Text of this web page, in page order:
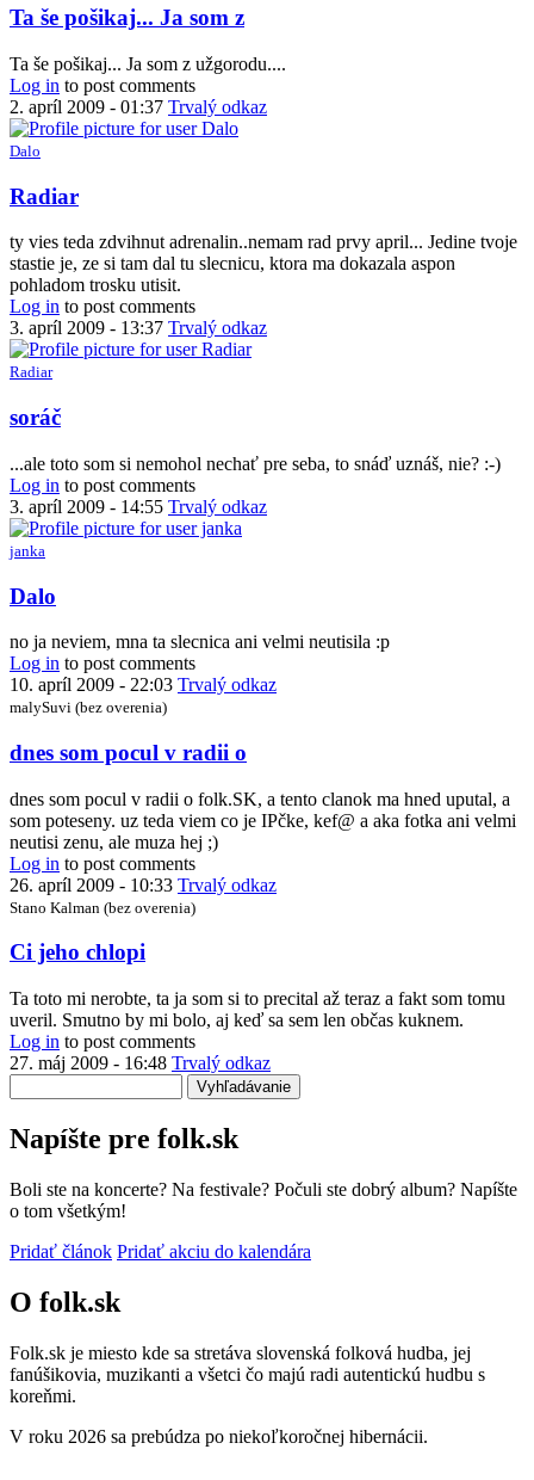
In
reply
to
Tak
by
Braňo
(bez
overenia)
Ta še pošikaj... Ja som z
Ta še pošikaj... Ja som z užgorodu....
Log in to post comments
2. apríl 2009 - 01:37 Trvalý odkaz
Dalo
Radiar
ty vies teda zdvihnut adrenalin..nemam rad prvy april... Jedine tvoje
stastie je, ze si tam dal tu slecnicu, ktora ma dokazala aspon
pohladom trosku utisit.
Log in to post comments
3. apríl 2009 - 13:37 Trvalý odkaz
Radiar
In
reply
Radiar
by
Dalo
soráč
...ale toto som si nemohol nechať pre seba, to snáď uznáš, nie? :-)
Log in to post comments
3. apríl 2009 - 14:55 Trvalý odkaz
janka
In
reply
Radiar
by
Dalo
Dalo
no ja neviem, mna ta slecnica ani velmi neutisila :p
Log in to post comments
10. apríl 2009 - 22:03 Trvalý odkaz
malySuvi (bez overenia)
dnes som pocul v radii o
dnes som pocul v radii o folk.SK, a tento clanok ma hned uputal, a
som poteseny. uz teda viem co je IPčke, kef@ a aka fotka ani velmi
neutisi zenu, ale muza hej ;)
Log in to post comments
26. apríl 2009 - 10:33 Trvalý odkaz
Stano Kalman (bez overenia)
Ci jeho chlopi
Ta toto mi nerobte, ta ja som si to precital až teraz a fakt som tomu
uveril. Smutno by mi bolo, aj keď sa sem len občas kuknem.
Log in to post comments
27. máj 2009 - 16:48 Trvalý odkaz
Napíšte pre folk.sk
Boli ste na koncerte? Na festivale? Počuli ste dobrý album? Napíšte
o tom všetkým!
Pridať článok Pridať akciu do kalendára
O folk.sk
Folk.sk je miesto kde sa stretáva slovenská folková hudba, jej
fanúšikovia, muzikanti a všetci čo majú radi autentickú hudbu s
koreňmi.
V roku 2026 sa prebúdza po niekoľkoročnej hibernácii.